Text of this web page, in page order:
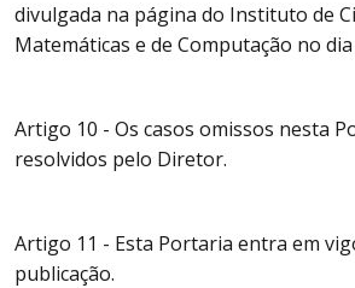
divulgada na página do Instituto de
Matemáticas e de Computação no
Artigo 10 - Os casos omissos nesta
resolvidos pelo Diretor.
Artigo 11 - Esta Portaria entra em
publicação.